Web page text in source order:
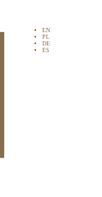
EN
PL
DE
ES